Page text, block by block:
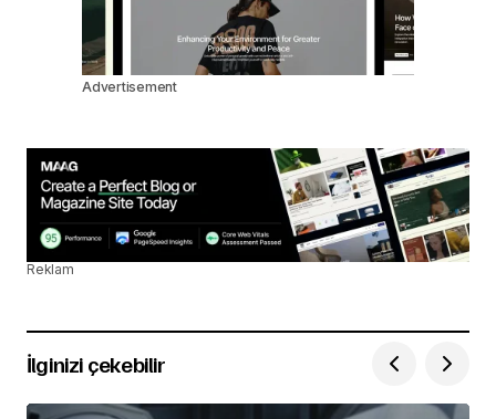
Advertisement
Reklam
İlginizi çekebilir